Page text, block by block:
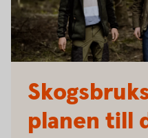
planen till